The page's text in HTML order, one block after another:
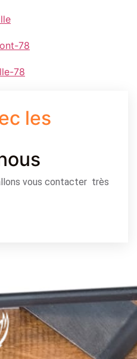
78
78
les
vous contacter très